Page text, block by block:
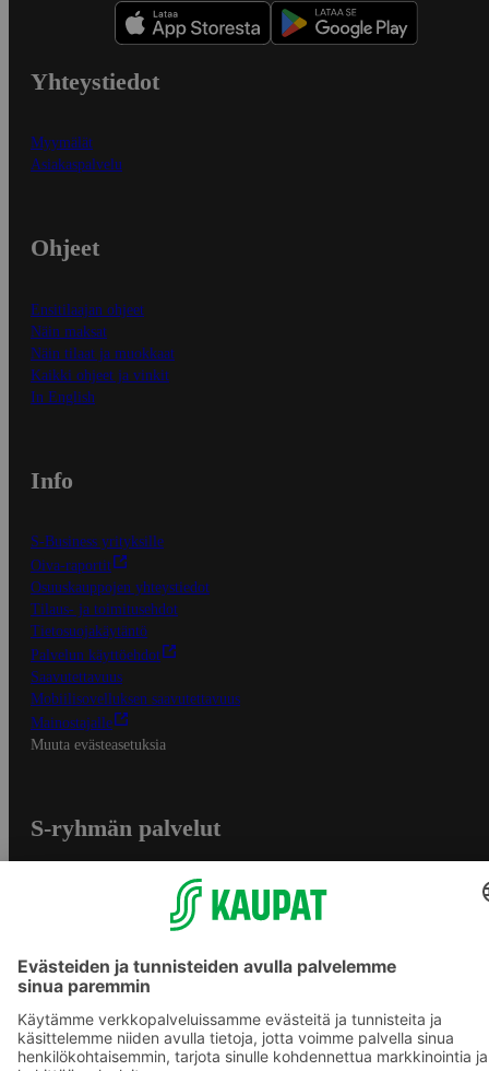
Yhteystiedot
Myymälät
Asiakaspalvelu
Ohjeet
Ensitilaajan ohjeet
Näin maksat
Näin tilaat ja muokkaat
Kaikki ohjeet ja vinkit
In English
Info
S-Business yrityksille
Oiva-raportit
Osuuskauppojen yhteystiedot
Tilaus- ja toimitusehdot
Tietosuojakäytäntö
Palvelun käyttöehdot
Saavutettavuus
Mobiilisovelluksen saavutettavuus
Mainostajalle
Muuta evästeasetuksia
S-ryhmän palvelut
S-ostoslista -sovellus
Prisma.fi
Sokos.fi
S-Pankki
Yhteishyvä